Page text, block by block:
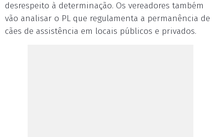
desrespeito à determinação. Os vereadores também
vão analisar o PL que regulamenta a permanência de
cães de assistência em locais públicos e privados.